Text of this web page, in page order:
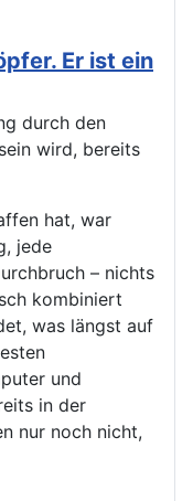
Er ist ein
durch den
wird, bereits
hat, war
jede
– nichts
kombiniert
was längst auf
und
in der
nur noch nicht,